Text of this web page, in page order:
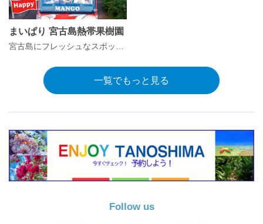
まいぱり 宮古島熱帯果樹園
一覧でもっと見る
Follow us